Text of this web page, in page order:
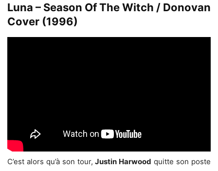
Luna – Season Of The Witch / Donovan
Cover (1996)
C’est alors qu’à son tour,Justin Harwood quitte son poste